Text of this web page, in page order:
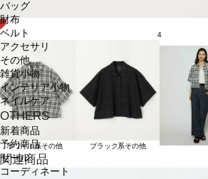
バッグ
財布
ベルト
アクセサリ
その他
雑貨小物
インテリア小物
ネイルケア
OTHERS
新着商品
予約商品
セール
コーディネート
4
ホワイト系その他 ブラック系その他
関連商品